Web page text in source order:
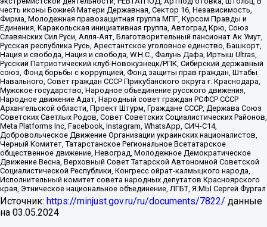
честь иконы Божией Матери Державная, Сектор 16, Независимость,
Фирма, Молодежная правозащитная группа МПГ, Курсом Правды и
Единения, Каракольская инициативная группа, Автоград Крю, Союз
Славянских Сил Руси, Алля-Аят, Благотворительный пансионат Ак Умут,
Русская республика Русь, Арестантское уголовное единство, Башкорт,
Нация и свобода, Нация и свобода, W.H.С., Фалунь Дафа, Иртыш Ultras,
Русский Патриотический клуб-Новокузнецк/РПК, Сибирский державный
союз, Фонд борьбы с коррупцией, Фонд защиты прав граждан, Штабы
Навального, Совет граждан СССР Прикубанского округа г. Краснодара,
Мужское государство, Народное объединение русского движения,
Народное движение Адат, Народный совет граждан РСФСР СССР
Архангельской области, Проект Штурм, Граждане СССР, Держава Союз
Советских Светлых Родов, Совет Советских Социалистических Районов,
Meta Platforms Inc, Facebook, Instagram, WhatsApp, СИЧ-С14,
Добровольческое Движение Организации украинских националистов,
Черный Комитет, Татарстанское Региональное Всетатарское
общественное движение, Невоград, Молодежное Демократическое
Движение Весна, Верховный Совет Татарской Автономной Советской
Социалистической Республики, Конгресс ойрат-калмыцкого народа,
Исполнительный комитет совета народных депутатов Красноярского
края, Этническое национальное объединение, ЛГБТ, Я.МЫ Сергей Фургал
Источник: https://minjust.gov.ru/ru/documents/7822/ данные
на 03.05.2024